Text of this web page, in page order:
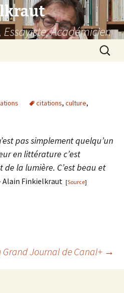
Académicien
citations, culture,
pas simplement quelqu’un
en littérature c’est
la lumière. C’est beau et
Alain Finkielkraut [Source]
Journal de Canal+ →